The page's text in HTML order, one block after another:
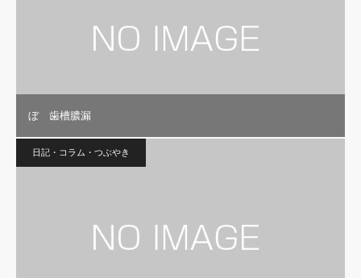
ぼ 歯槽膿漏
日記・コラム・つぶやき